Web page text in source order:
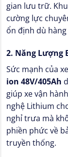
gian lưu trữ.
cường lực
ổn định dù
2. Năng Lượng
Sức mạnh của
ion 48V/405Ah
giúp xe vận
nghệ Lithium
nghỉ trưa mà
phiền phức về
truyền thống.